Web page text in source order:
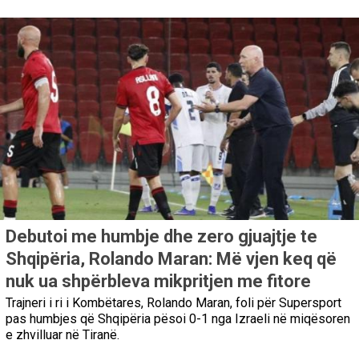
Debutoi me humbje dhe zero gjuajtje te
Shqipëria, Rolando Maran: Më vjen keq që
nuk ua shpërbleva mikpritjen me fitore
Trajneri i ri i Kombëtares, Rolando Maran, foli për Supersport
pas humbjes që Shqipëria pësoi 0-1 nga Izraeli në miqësoren
e zhvilluar në Tiranë.